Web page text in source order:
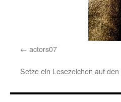
actors07
Setze ein Lesezeichen auf den